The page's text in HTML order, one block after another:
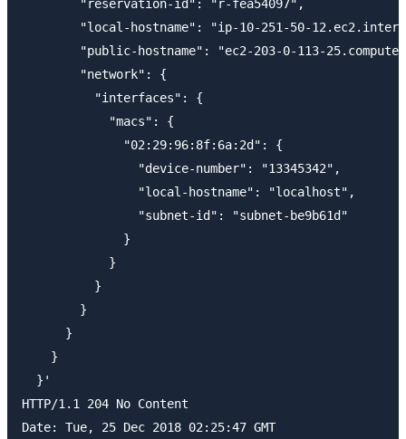
        "reservation-id": "r-fea54097",
"local-hostname": "ip-10-251-50-
"public-hostname": "ec2-203-0-113-
        "network": {
          "interfaces": {
            "macs": {
              "02:29:96:8f:6a:2d": {
                "device-number": "13345342",
                "local-hostname": "localhost",
                "subnet-id": "subnet-be9b61d"
              }
            }
          }
        }
      }
    }
  }'
HTTP/1.1 204 No Content